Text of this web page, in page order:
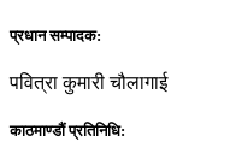
प्रधान सम्पादक:
पवित्रा कुमारी चौलागाई
काठमाण्डौं प्रतिनिधि: